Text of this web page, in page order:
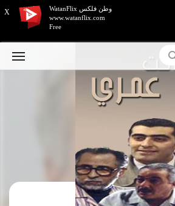
X
وطن فلكس WatanFlix
www.watanflix.com
Free